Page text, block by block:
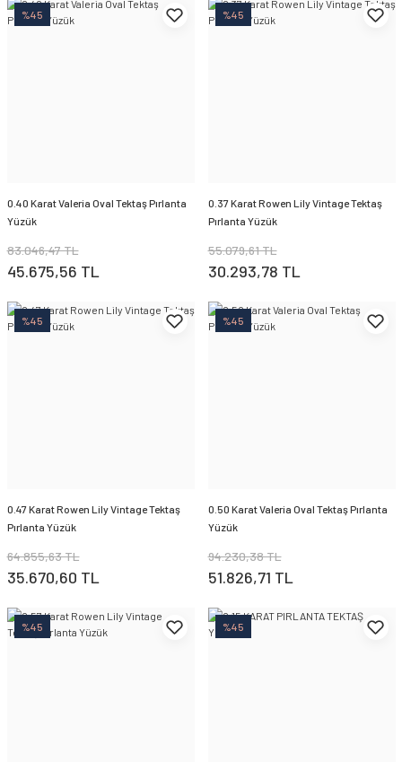
%45
0.40 Karat Valeria Oval Tektaş Pırlanta
Yüzük
83.046,47 TL
45.675,56 TL
%45
0.37 Karat Rowen Lily Vintage Tektaş
Pırlanta Yüzük
55.079,61 TL
30.293,78 TL
%45
0.47 Karat Rowen Lily Vintage Tektaş
Pırlanta Yüzük
64.855,63 TL
35.670,60 TL
%45
0.50 Karat Valeria Oval Tektaş Pırlanta
Yüzük
94.230,38 TL
51.826,71 TL
%45 %45